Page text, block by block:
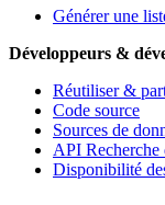
Générer une
Développeurs &
Réutiliser &
Code source
Sources de
API Recherche
Disponibilité